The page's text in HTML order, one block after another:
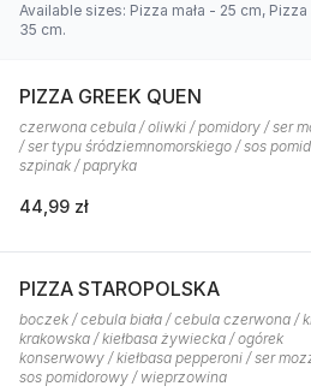
Available sizes: Pizza mała - 25 cm,
35 cm.
PIZZA GREEK QUEN
czerwona cebula / oliwki / pomidory / ser
/ ser typu śródziemnomorskiego / sos
szpinak / papryka
44,99 zł
PIZZA STAROPOLSKA
boczek / cebula biała / cebula czerwona /
krakowska / kiełbasa żywiecka / ogórek
konserwowy / kiełbasa pepperoni / ser
sos pomidorowy / wieprzowina